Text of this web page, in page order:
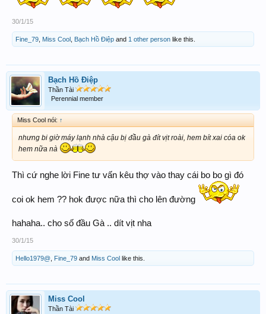
30/1/15
Fine_79 Miss Cool Bạch Hồ Điệp and 1 other person like this.
Bạch Hồ Điệp
Thần Tài
Perennial member
Miss Cool nói: ↑
nhưng bi giờ máy lạnh nhà cậu bị đầu gà đít vịt roài, hem bít xai cóa ok
hem nữa nà
Thì cứ nghe lời Fine tư vấn kêu thợ vào thay cái bo bo gì đó
coi ok hem ?? hok được nữa thì cho lên đường
hahaha.. cho số đầu Gà .. dít vịt nha
30/1/15
Hello1979@ Fine_79 and Miss Cool like this.
Miss Cool
Thần Tài